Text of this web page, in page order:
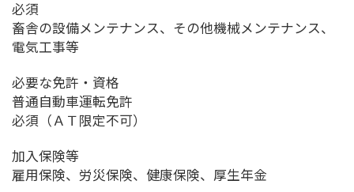
必須
畜舎の設備メンテナンス、その他機械メンテナンス、
電気工事等
必要な免許・資格
普通自動車運転免許
必須（ＡＴ限定不可）
加入保険等
雇用保険、労災保険、健康保険、厚生年金